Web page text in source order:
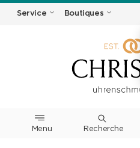
Service Boutiques
Menu Recherche